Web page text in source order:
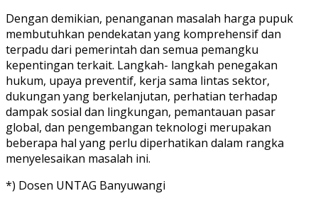
Dengan demikian, penanganan masalah harga pupuk
membutuhkan pendekatan yang komprehensif dan
terpadu dari pemerintah dan semua pemangku
kepentingan terkait. Langkah- langkah penegakan
hukum, upaya preventif, kerja sama lintas sektor,
dukungan yang berkelanjutan, perhatian terhadap
dampak sosial dan lingkungan, pemantauan pasar
global, dan pengembangan teknologi merupakan
beberapa hal yang perlu diperhatikan dalam rangka
menyelesaikan masalah ini.
*) Dosen UNTAG Banyuwangi